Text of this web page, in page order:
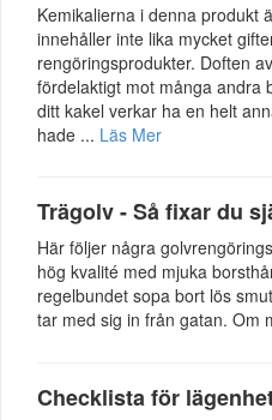
Kemikalierna i denna produkt
innehåller inte lika mycket
rengöringsprodukter. Doften
fördelaktigt mot många andra
ditt kakel verkar ha en helt
hade ... Läs Mer
Trägolv - Så fixar du
Här följer några
hög kvalité med mjuka
regelbundet sopa bort lös
tar med sig in från gatan. Om
Checklista för